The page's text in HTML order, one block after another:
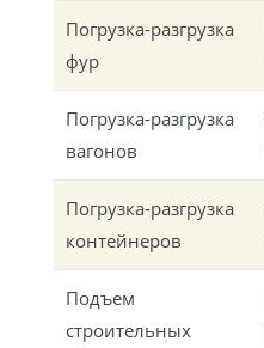
Погрузка-разгрузка
фур
Погрузка-разгрузка
вагонов
Погрузка-разгрузка
контейнеров
Подъем
строительных